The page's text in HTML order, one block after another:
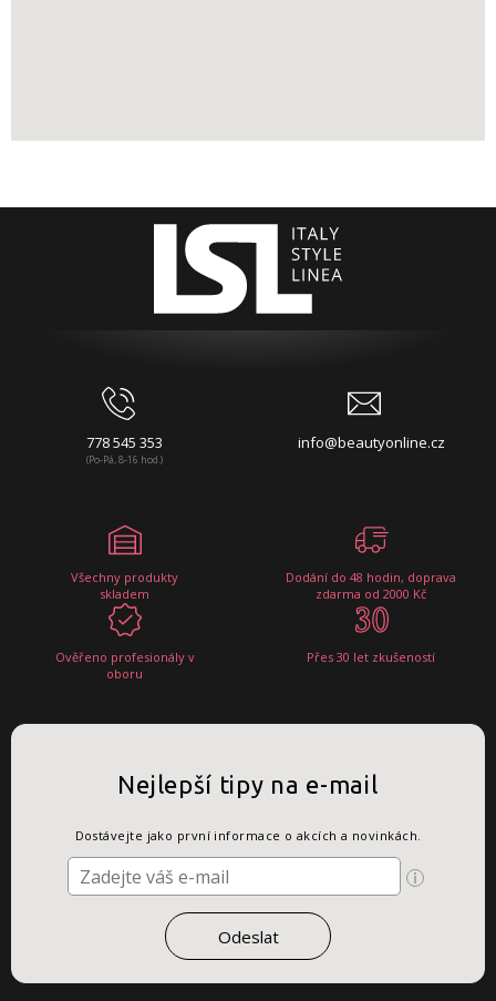
778 545 353
(Po-Pá, 8-16 hod.)
info@beautyonline.cz
Všechny produkty
skladem
Dodání do 48 hodin, doprava
zdarma od 2000 Kč
Ověřeno profesionály v
oboru
Přes 30 let zkušeností
Nejlepší tipy na e-mail
Dostávejte jako první informace o akcích a novinkách.